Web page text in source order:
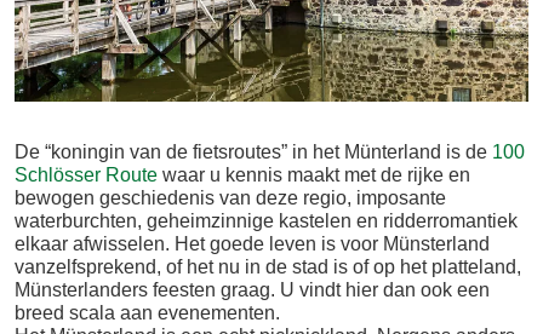
De “koningin van de fietsroutes” in het Münterland is de 100
Schlösser Route waar u kennis maakt met de rijke en
bewogen geschiedenis van deze regio, imposante
waterburchten, geheimzinnige kastelen en ridderromantiek
elkaar afwisselen. Het goede leven is voor Münsterland
vanzelfsprekend, of het nu in de stad is of op het platteland,
Münsterlanders feesten graag. U vindt hier dan ook een
breed scala aan evenementen.